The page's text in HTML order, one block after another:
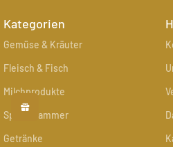
Kategorien
Gemüse & Kräuter
Fleisch & Fisch
Milchprodukte
Speisekammer
Getränke